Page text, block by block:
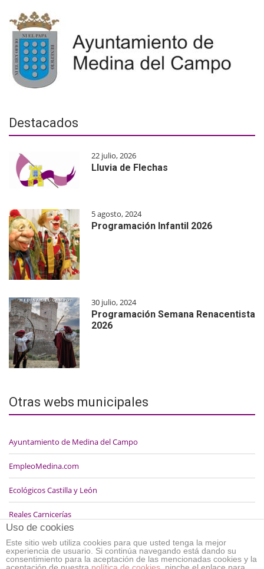
Destacados
22 julio, 2026
Lluvia de Flechas
5 agosto, 2024
Programación Infantil 2026
30 julio, 2024
Programación Semana Renacentista
2026
Otras webs municipales
Ayuntamiento de Medina del Campo
EmpleoMedina.com
Ecológicos Castilla y León
Reales Carnicerías
Uso de cookies
Este sitio web utiliza cookies para que usted tenga la mejor
experiencia de usuario. Si continúa navegando está dando su
consentimiento para la aceptación de las mencionadas cookies y la